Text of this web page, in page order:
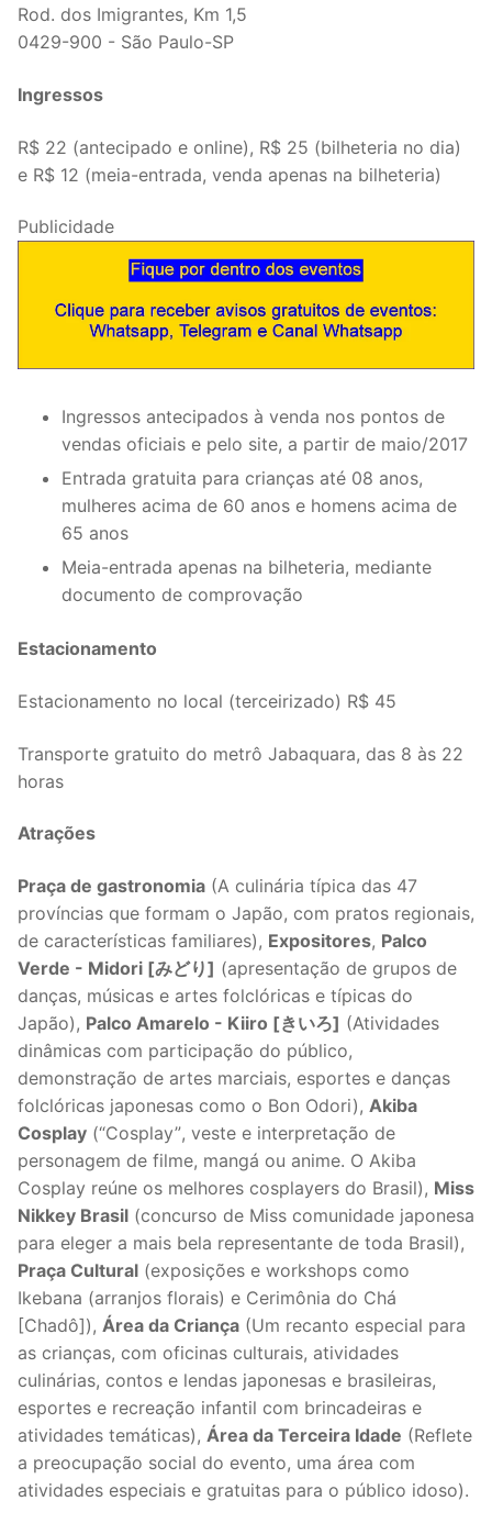
Rod. dos Imigrantes, Km 1,5
0429-900 - São Paulo-SP
Ingressos
R$ 22 (antecipado e online), R$ 25 (bilheteria no dia)
e R$ 12 (meia-entrada, venda apenas na bilheteria)
Publicidade
Ingressos antecipados à venda nos pontos de
vendas oficiais e pelo site, a partir de maio/2017
Entrada gratuita para crianças até 08 anos,
mulheres acima de 60 anos e homens acima de
65 anos
Meia-entrada apenas na bilheteria, mediante
documento de comprovação
Estacionamento
Estacionamento no local (terceirizado) R$ 45
Transporte gratuito do metrô Jabaquara, das 8 às 22
horas
Atrações
Praça de gastronomia (A culinária típica das 47
províncias que formam o Japão, com pratos regionais,
de características familiares), Expositores, Palco
Verde - Midori [みどり] (apresentação de grupos de
danças, músicas e artes folclóricas e típicas do
Japão), Palco Amarelo - Kiiro [きいろ] (Atividades
dinâmicas com participação do público,
demonstração de artes marciais, esportes e danças
folclóricas japonesas como o Bon Odori), Akiba
Cosplay (“Cosplay”, veste e interpretação de
personagem de filme, mangá ou anime. O Akiba
Cosplay reúne os melhores cosplayers do Brasil), Miss
Nikkey Brasil (concurso de Miss comunidade japonesa
para eleger a mais bela representante de toda Brasil),
Praça Cultural (exposições e workshops como
Ikebana (arranjos florais) e Cerimônia do Chá
[Chadô]), Área da Criança (Um recanto especial para
as crianças, com oficinas culturais, atividades
culinárias, contos e lendas japonesas e brasileiras,
esportes e recreação infantil com brincadeiras e
atividades temáticas), Área da Terceira Idade (Reflete
a preocupação social do evento, uma área com
atividades especiais e gratuitas para o público idoso).